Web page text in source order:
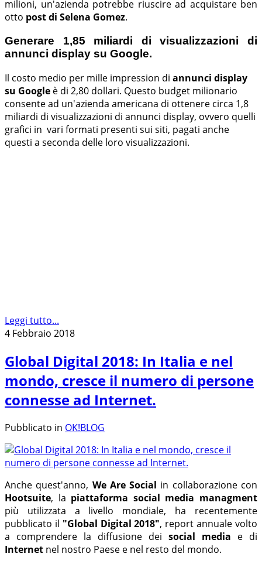
milioni, un'azienda potrebbe riuscire ad acquistare ben
otto post di Selena Gomez.
Generare 1,85 miliardi di visualizzazioni di
annunci display su Google.
Il costo medio per mille impression di annunci display
su Google è di 2,80 dollari. Questo budget milionario
consente ad un'azienda americana di ottenere circa 1,8
miliardi di visualizzazioni di annunci display, ovvero quelli
grafici in vari formati presenti sui siti, pagati anche
questi a seconda delle loro visualizzazioni.
Leggi tutto...
4 Febbraio 2018
Global Digital 2018: In Italia e nel
mondo, cresce il numero di persone
connesse ad Internet.
Pubblicato in OK!BLOG
Anche quest'anno, We Are Social in collaborazione con
Hootsuite, la piattaforma social media managment
più utilizzata a livello mondiale, ha recentemente
pubblicato il "Global Digital 2018", report annuale volto
a comprendere la diffusione dei social media e di
Internet nel nostro Paese e nel resto del mondo.